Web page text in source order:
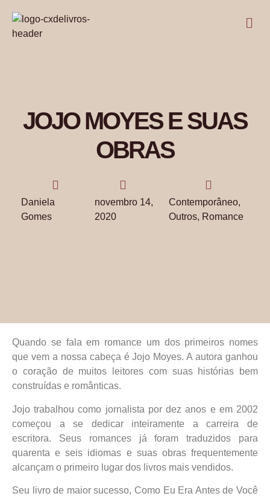
JOJO MOYES E SUAS
OBRAS
Daniela
Gomes
novembro 14,
2020
Contemporâneo,
Outros, Romance
Quando se fala em romance um dos primeiros nomes
que vem a nossa cabeça é Jojo Moyes. A autora ganhou
o coração de muitos leitores com suas histórias bem
construídas e românticas.
Jojo trabalhou como jornalista por dez anos e em 2002
começou a se dedicar inteiramente a carreira de
escritora. Seus romances já foram traduzidos para
quarenta e seis idiomas e suas obras frequentemente
alcançam o primeiro lugar dos livros mais vendidos.
Seu livro de maior sucesso, Como Eu Era Antes de Você